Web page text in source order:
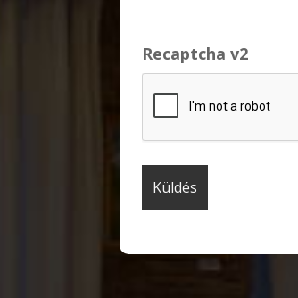
Recaptcha v2